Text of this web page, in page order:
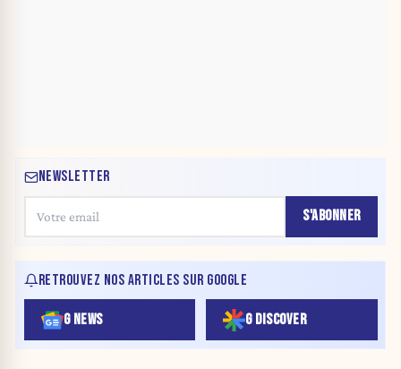
NEWSLETTER
S'ABONNER
RETROUVEZ NOS ARTICLES SUR GOOGLE
G NEWS G DISCOVER